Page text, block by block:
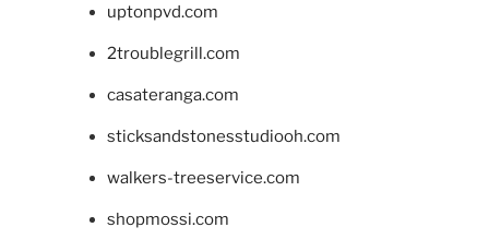
uptonpvd.com
2troublegrill.com
casateranga.com
sticksandstonesstudiooh.com
walkers-treeservice.com
shopmossi.com